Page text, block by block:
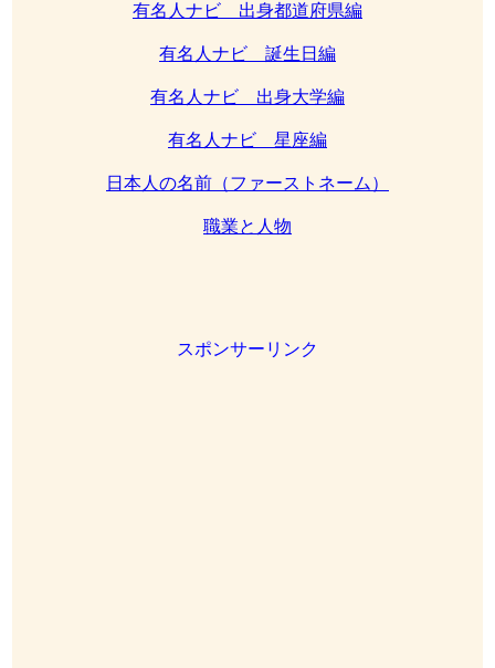
有名人ナビ 出身都道府県編
有名人ナビ 誕生日編
有名人ナビ 出身大学編
有名人ナビ 星座編
日本人の名前（ファーストネーム）
職業と人物
スポンサーリンク